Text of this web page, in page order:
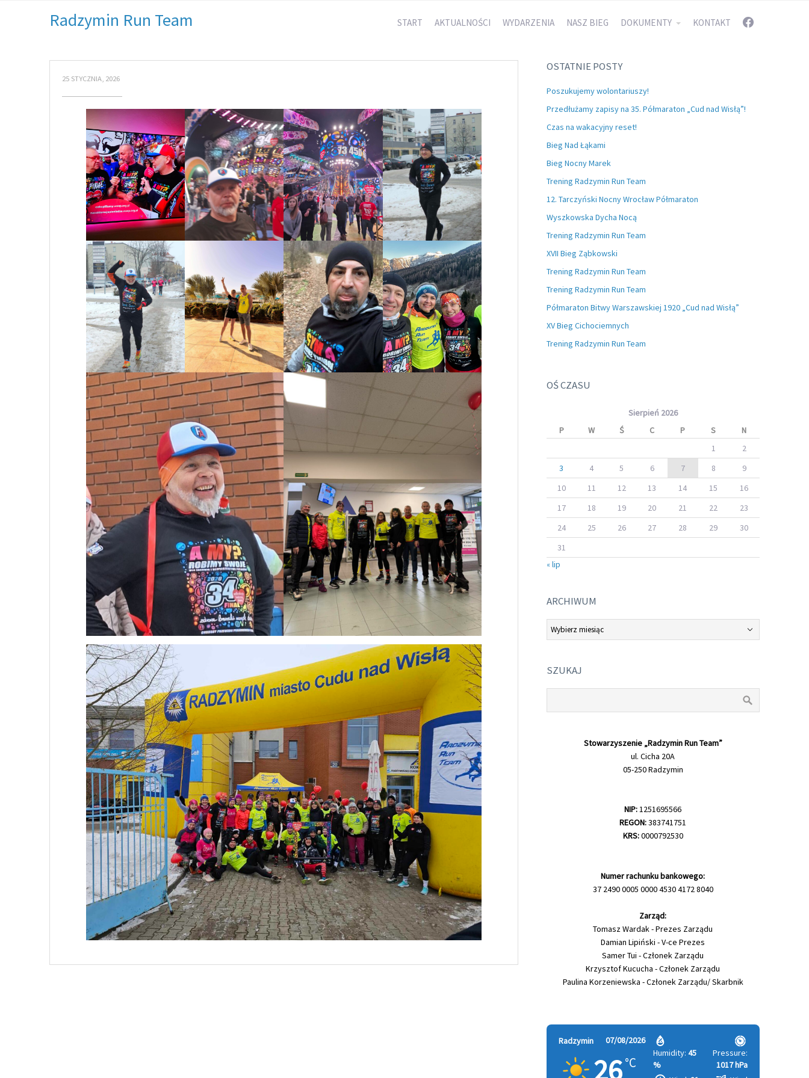
Radzymin Run Team START AKTUALNOŚCI WYDARZENIA NASZ BIEG DOKUMENTY KONTAKT FACEBOOK
25 STYCZNIA, 2026
OSTATNIE POSTY
Poszukujemy wolontariuszy!
Przedłużamy zapisy na 35. Półmaraton „Cud nad Wisłą”!
Czas na wakacyjny reset!
Bieg Nad Łąkami
Bieg Nocny Marek
Trening Radzymin Run Team
12. Tarczyński Nocny Wrocław Półmaraton
Wyszkowska Dycha Nocą
Trening Radzymin Run Team
XVII Bieg Ząbkowski
Trening Radzymin Run Team
Trening Radzymin Run Team
Półmaraton Bitwy Warszawskiej 1920 „Cud nad Wisłą”
XV Bieg Cichociemnych
Trening Radzymin Run Team
OŚ CZASU
Sierpień 2026
P
W Ś C P S
N
1
2
3
4 5 6 7 8
9
10
11 12 13 14 15
16
17
18 19 20 21 22
23
24
25 26 27 28 29
30
31
« lip
ARCHIWUM
Archiwum
SZUKAJ
Stowarzyszenie „Radzymin Run Team”
ul. Cicha 20A
05-250 Radzymin
NIP:1251695566
REGON:383741751
KRS:0000792530
Numer rachunku bankowego:
37 2490 0005 0000 4530 4172 8040
Zarząd:
Tomasz Wardak - Prezes Zarządu
Damian Lipiński - V-ce Prezes
Samer Tui - Członek Zarządu
Krzysztof Kucucha - Członek Zarządu
Paulina Korzeniewska - Członek Zarządu/ Skarbnik
Radzymin 07/08/2026
26°C
Humidity: 45
%
Pressure:
1017 hPa